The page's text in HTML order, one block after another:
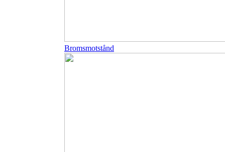
Bromsmotstånd